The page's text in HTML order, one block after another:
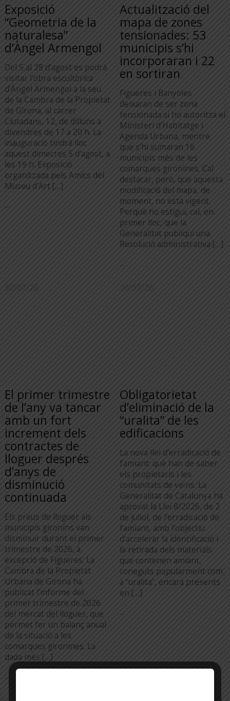
Exposició
“Geometria de la
naturalesa”
d’Àngel Armengol
Del 5 al 28 d’agost es podrà
visitar l’obra escultòrica
d’Àngel Armengol a la seu
de la Cambra de la Propietat
de Girona, al carrer
Ciutadans, 12, de dilluns a
divendres de 17 a 20 h. La
inauguració tindrà lloc
aquest dimecres 5 d’agost, a
les 19 h. Exposició
organitzada pels Amics del
Museu d’Art […]
...
Actualització del
mapa de zones
tensionades: 53
municipis s’hi
incorporaran i 22
en sortiran
Figueres i Banyoles
deixaran de ser zona
tensionada si ho autoritza el
Ministeri d’Habitatge i
Agenda Urbana, mentre
que s’hi sumaran 16
municipis més de les
comarques gironines. Cal
destacar, però, que aquesta
modificació del mapa, de
moment, no està vigent.
Perquè ho estigui, cal, en
primer lloc, que la
Generalitat publiqui una
Resolució administrativa […]
...
30/07/26
El primer trimestre
de l’any va tancar
amb un fort
increment dels
contractes de
lloguer després
d’anys de
disminució
continuada
Els preus de lloguer als
municipis gironins van
disminuir durant el primer
trimestre de 2026, a
excepció de Figueres. La
Cambra de la Propietat
Urbana de Girona ha
publicat l’informe del
primer trimestre de 2026
del mercat del lloguer, que
permet fer un balanç anual
de la situació a les
comarques gironines. La
dada més […]
...
20/07/26
Obligatorietat
d’eliminació de la
“uralita” de les
edificacions
La nova llei d’erradicació de
l’amiant: què han de saber
els propietaris i les
comunitats de veïns. La
Generalitat de Catalunya ha
aprovat la Llei 8/2026, de 2
de juliol, de l’erradicació de
l’amiant, amb l’objectiu
d’accelerar la identificació i
la retirada dels materials
que contenen amiant,
coneguts popularment com
a “uralita”, encara presents
en […]
...